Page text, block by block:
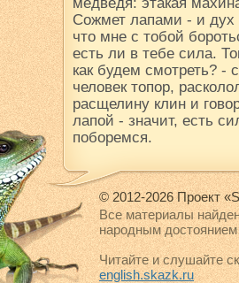
Сожмет лапами - и дух
что мне с тобой
есть ли в тебе сила.
как будем смотреть? -
человек топор,
расщелину клин и
лапой - значит, есть
поборемся.
© 2012-2026 Проект
Все материалы
народным достоянием
Читайте и слушайте
english.skazk.ru